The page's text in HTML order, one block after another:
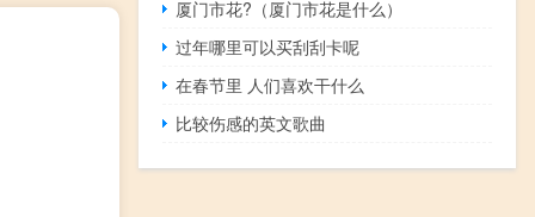
厦门市花?（厦门市花是什么）
过年哪里可以买刮刮卡呢
在春节里 人们喜欢干什么
比较伤感的英文歌曲